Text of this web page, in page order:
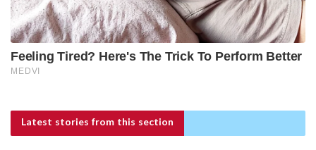
Latest stories from this section